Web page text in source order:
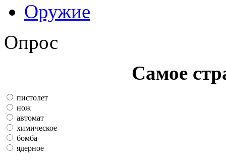
Оружие
Опрос
Самое
пистолет
нож
автомат
химическое
бомба
ядерное